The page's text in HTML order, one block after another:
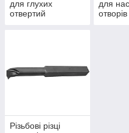
для глухих
отвертий
для
отворів
Різьбові різці